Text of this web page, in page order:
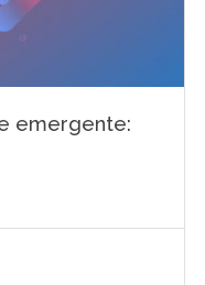
emergente: